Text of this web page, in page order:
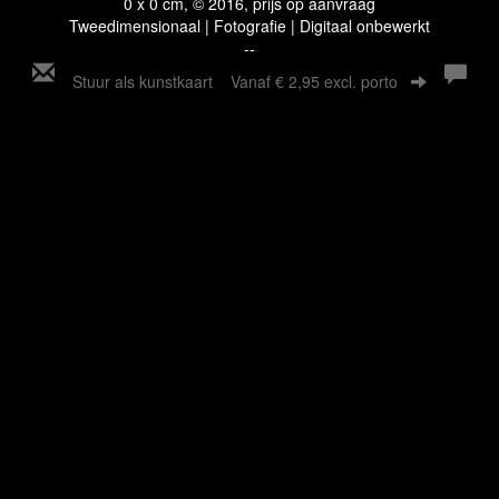
Tweedimensionaal | Fotografie | Digitaal onbewerkt
--
Stuur als kunstkaart Vanaf € 2,95 excl. porto